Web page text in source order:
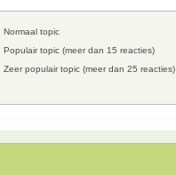
Normaal topic
Populair topic (meer dan 15 reacties)
Zeer populair topic (meer dan 25 reacties)